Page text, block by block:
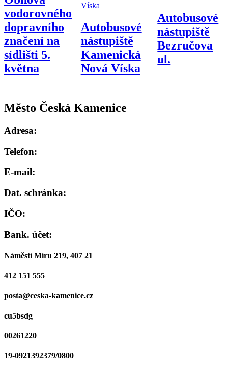
vodorovného
dopravního
značení na
sídlišti 5.
května
Autobusové
nástupiště
Kamenická
Nová Víska
Autobusové
nástupiště
Bezručova
ul.
Město Česká Kamenice
Adresa:
Telefon:
E-mail:
Dat. schránka:
IČO:
Bank. účet:
Náměstí Míru 219, 407 21
412 151 555
posta@ceska-kamenice.cz
cu5bsdg
00261220
19-0921392379/0800